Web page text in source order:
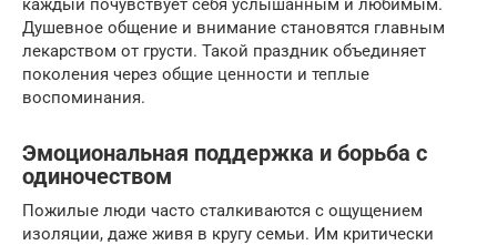
каждый почувствует себя услышанным и любимым.
Душевное общение и внимание становятся главным
лекарством от грусти. Такой праздник объединяет
поколения через общие ценности и теплые
воспоминания.
Эмоциональная поддержка и борьба с
одиночеством
Пожилые люди часто сталкиваются с ощущением
изоляции, даже живя в кругу семьи. Им критически